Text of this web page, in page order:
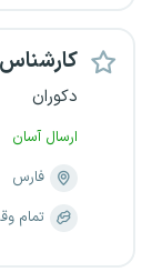
دکوران
ارسال آسان
فارس
تمام